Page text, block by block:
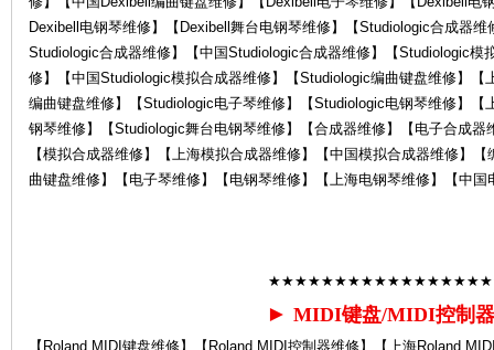
Dexibell电钢琴维修】【Dexibell舞台电钢琴维修】【Studiologic合成器
Studiologic合成器维修】【中国Studiologic合成器维修】【Studiologic模
修】【中国Studiologic模拟合成器维修】【Studiologic编曲键盘维修】
编曲键盘维修】【Studiologic电子琴维修】【Studiologic电钢琴维修】
钢琴维修】【Studiologic舞台电钢琴维修】【合成器维修】【电子合成
【模拟合成器维修】【上海模拟合成器维修】【中国模拟合成器维修】
曲键盘维修】【电子琴维修】【电钢琴维修】【上海电钢琴维修】【中
► MIDI键盘/MIDI控制
【Roland MIDI键盘维修】【Roland MIDI控制器维修】【上海Roland